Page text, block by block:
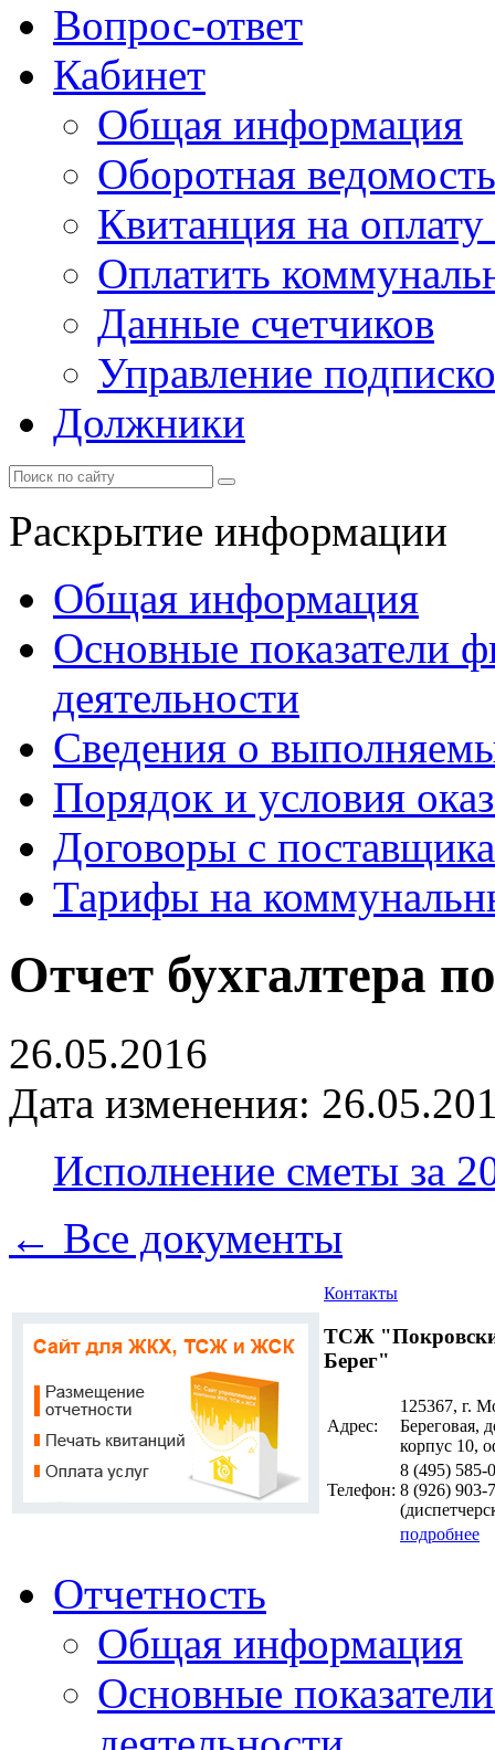
Вопрос-ответ
Кабинет
Общая информация
Оборотная ведомость
Квитанция на
Оплатить
Данные счетчиков
Управление
Должники
Раскрытие информации
Общая информация
Основные показатели
деятельности
Сведения о
Порядок и условия
Договоры с
Тарифы на
Отчет бухгалтера
26.05.2016
Дата изменения:
Исполнение сметы за
← Все документы
Контакты
ТСЖ
Берег"
Адрес:
125367, г.
Береговая,
корпус 10,
Телефон:
8 (495) 585-
8 (926) 903-
подробнее
Отчетность
Общая информация
Основные